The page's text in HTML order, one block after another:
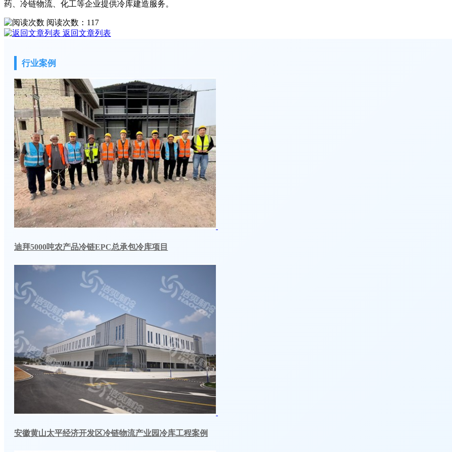
药、冷链物流、化工等企业提供冷库建造服务。
阅读次数： 117
返回文章列表
行业案例
迪拜5000吨农产品冷链EPC总承包冷库项目
安徽黄山太平经济开发区冷链物流产业园冷库工程案例